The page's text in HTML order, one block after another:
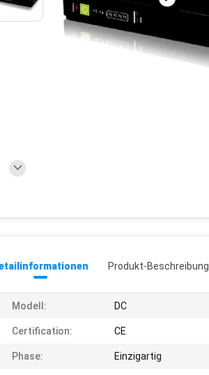
Produkt-Beschreibung
Modell: DC
Certification: CE
Phase: Einzigartig